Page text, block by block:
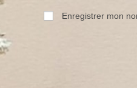
nameEnregistrer mon